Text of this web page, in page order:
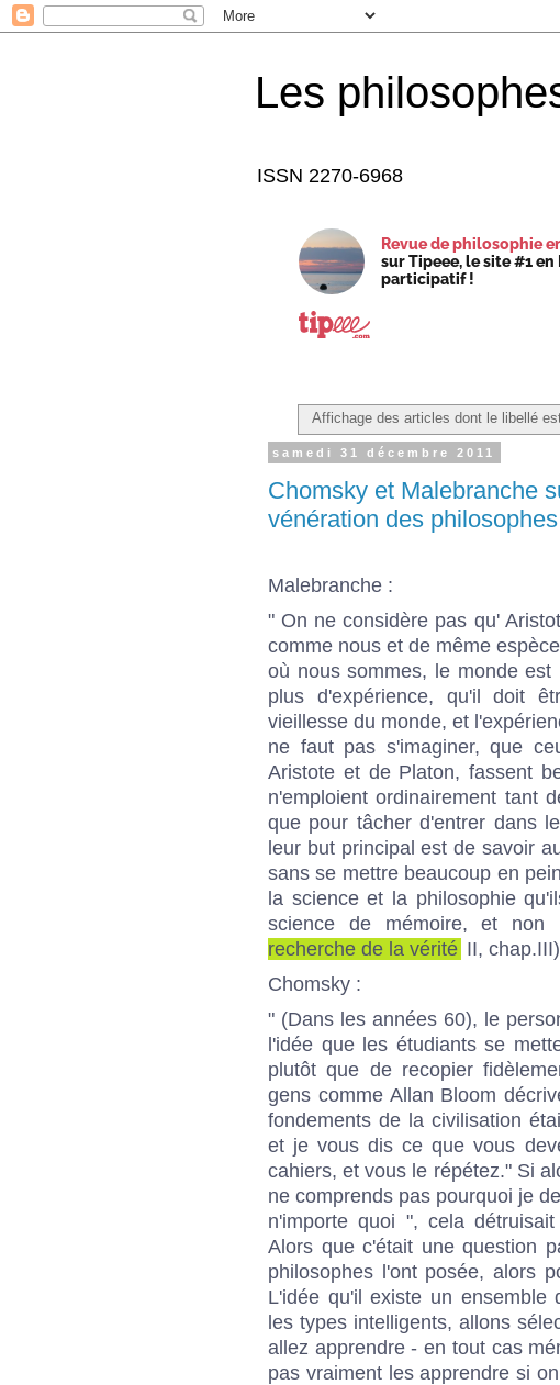
Les
ISSN 2270-6968
Revue de philosophie
sur Tipeee, le site #1 en
participatif !
Affichage des articles dont le libellé
samedi 31 décembre 2011
Chomsky et Malebranche
vénération des
Malebranche :
" On ne considère pas qu'
comme nous et de même
où nous sommes, le monde
plus d'expérience, qu'il doit
vieillesse du monde, et
ne faut pas s'imaginer, que
Aristote et de Platon, fassent
n'emploient ordinairement tant
que pour tâcher d'entrer dans
leur but principal est de savoir
sans se mettre beaucoup en
la science et la philosophie
science de mémoire, et
recherche de la vérité II, chap.III)
Chomsky :
" (Dans les années 60), le
l'idée que les étudiants se
plutôt que de recopier
gens comme Allan Bloom
fondements de la civilisation
et je vous dis ce que vous
cahiers, et vous le répétez." Si
ne comprends pas pourquoi je
n'importe quoi ", cela
Alors que c'était une question
philosophes l'ont posée, alors
L'idée qu'il existe un ensemble
les types intelligents, allons
allez apprendre - en tout cas
pas vraiment les apprendre si